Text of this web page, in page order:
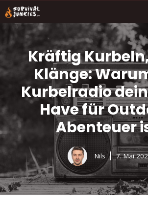
Zum
Inhalt
springen
Kräftig
Klänge:
Kurbelradio
Have für
Abenteuer
Nils 7. Mai